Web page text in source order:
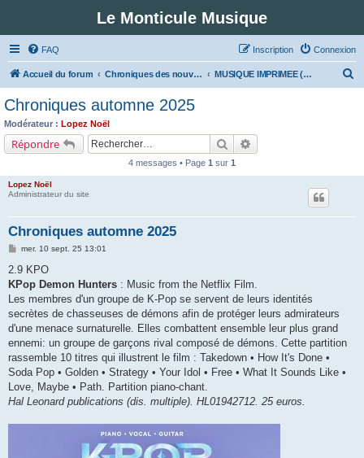
Le Monticule Musique
FAQ Connexion
Inscription
Accueil du forum Chroniques des nouveautés musicales : Pour voir les visuels des notices vous devez vous enregistrer. MUSIQUE IMPRIMEE (Classe 2 - Rock et variétés)
Chroniques automne 2025
Modérateur : Lopez Noël
Répondre Rechercher
4 messages • Page 1 sur 1
Lopez Noël
Administrateur du site
Chroniques automne 2025
M
s
a
g
mer. 10 sept. 25 13:01
2.9 KPO
KPop Demon Hunters : Music from the Netflix Film.
Les membres d'un groupe de K-Pop se servent de leurs identités
secrètes de chasseuses de démons afin de protéger leurs admirateurs
d'une menace surnaturelle. Elles combattent ensemble leur plus grand
ennemi: un groupe de garçons rival composé de démons. Cette partition
rassemble 10 titres qui illustrent le film : Takedown • How It's Done •
Soda Pop • Golden • Strategy • Your Idol • Free • What It Sounds Like •
Love, Maybe • Path. Partition piano-chant.
Hal Leonard publications (dis. multiple). HL01942712. 25 euros.